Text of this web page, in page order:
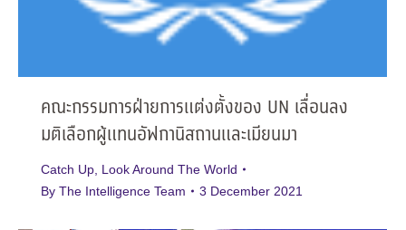
คณะกรรมการฝ่ายการแต่งตั้งของ UN เลื่อนลง
มติเลือกผู้แทนอัฟกานิสถานและเมียนมา
Catch Up Look Around The World
By The Intelligence Team 3 December 2021